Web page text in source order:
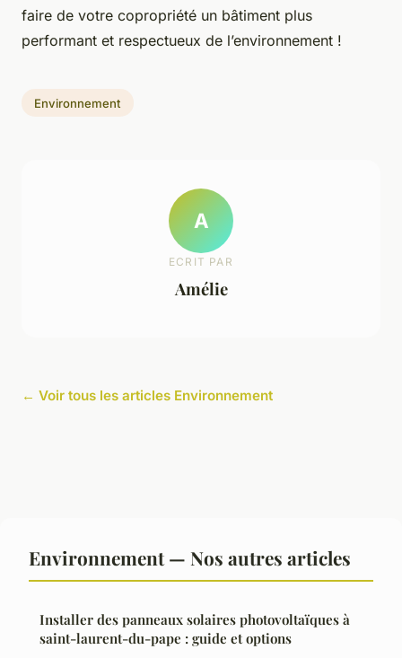
faire de votre copropriété un bâtiment plus
performant et respectueux de l’environnement !
Environnement
A
ECRIT PAR
Amélie
← Voir tous les articles Environnement
Environnement — Nos autres articles
Installer des panneaux solaires photovoltaïques à
saint-laurent-du-pape : guide et options